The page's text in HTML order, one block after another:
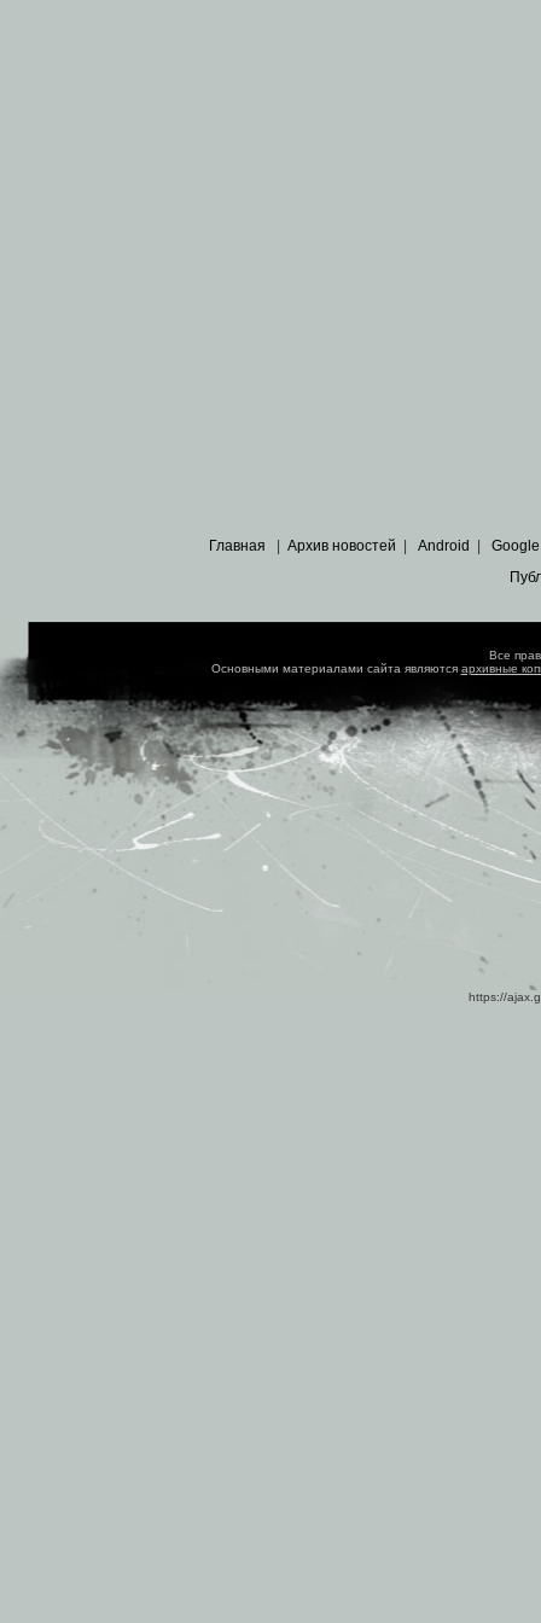
Главная Архив новостей Android Google
Все
Основными материалами сайта являются архивные
https://